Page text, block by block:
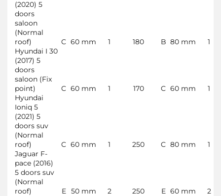
(2020) 5
doors
saloon
(Normal
roof)
C 60 mm 1 180 B 80 mm
1
Hyundai I 30
(2017) 5
doors
saloon (Fix
point)
C 60 mm 1 170 C 60 mm
1
Hyundai
Ioniq 5
(2021) 5
doors suv
(Normal
roof)
C 60 mm 1 250 C 80 mm
1
Jaguar F-
pace (2016)
5 doors suv
(Normal
roof)
E 50 mm 2 250 E 60 mm
2